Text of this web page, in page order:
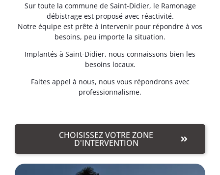
Sur toute la commune de Saint-Didier, le Ramonage
débistrage est proposé avec réactivité.
Notre équipe est prête à intervenir pour répondre à vos
besoins, peu importe la situation.
Implantés à Saint-Didier, nous connaissons bien les
besoins locaux.
Faites appel à nous, nous vous répondrons avec
professionnalisme.
CHOISISSEZ VOTRE ZONE
D'INTERVENTION